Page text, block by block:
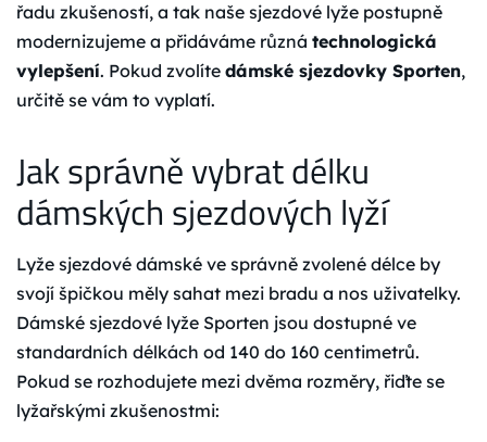
řadu zkušeností, a tak naše sjezdové lyže postupně
modernizujeme a přidáváme různá technologická
vylepšení. Pokud zvolíte dámské sjezdovky Sporten,
určitě se vám to vyplatí.
Jak správně vybrat délku
dámských sjezdových lyží
Lyže sjezdové dámské ve správně zvolené délce by
svojí špičkou měly sahat mezi bradu a nos uživatelky.
Dámské sjezdové lyže Sporten jsou dostupné ve
standardních délkách od 140 do 160 centimetrů.
Pokud se rozhodujete mezi dvěma rozměry, řiďte se
lyžařskými zkušenostmi: